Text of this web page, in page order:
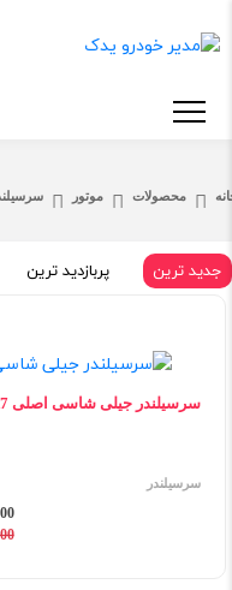
محصولات موتور
جدید ترین پربازدید ترین
سرسیلندر جیلی شاسی اصلی X7
سرسیلندر